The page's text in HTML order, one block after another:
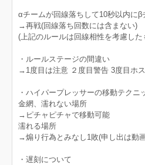
αチームが回線落ちして10秒以内に
→再戦(回線落ち回数には含まない)
(上記のルールは回線相性を考慮した
・ルールステージの間違い
→1度目は注意 ２度目警告 3度目ホ
・ハイパープレッサーの移動テクニ
金網、濡れない場所
→ピチャピチャで移動可能
濡れる場所
→煽り行為とみなし1敗(申し出は動
・遅刻について